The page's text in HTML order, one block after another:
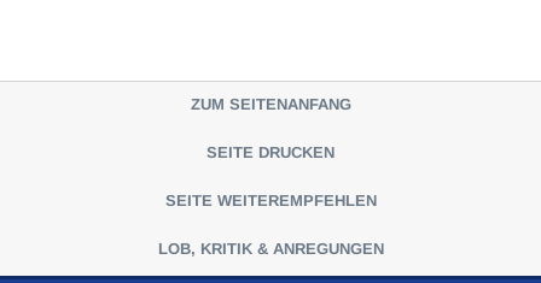
ZUM SEITENANFANG
SEITE DRUCKEN
SEITE WEITEREMPFEHLEN
LOB, KRITIK & ANREGUNGEN